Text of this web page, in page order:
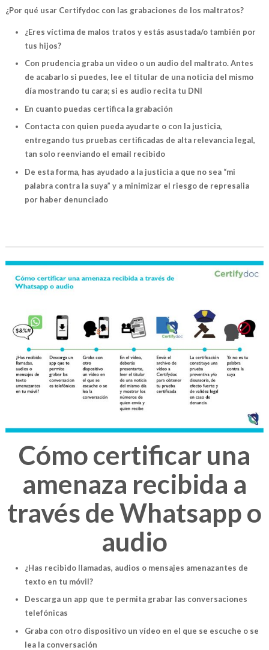
¿Por qué usar Certifydoc con las grabaciones de los maltratos?
¿Eres víctima de malos tratos y estás asustada/o también por
tus hijos?
Con prudencia graba un video o un audio del maltrato. Antes
de acabarlo si puedes, lee el titular de una noticia del mismo
día mostrando tu cara; si es audio recita tu DNI
En cuanto puedas certifica la grabación
Contacta con quien pueda ayudarte o con la justicia,
entregando tus pruebas certificadas de alta relevancia legal,
tan solo reenviando el email recibido
De esta forma, has ayudado a la justicia a que no sea “mi
palabra contra la suya” y a minimizar el riesgo de represalia
por haber denunciado
Cómo certificar una
amenaza recibida a
través de Whatsapp o
audio
¿Has recibido llamadas, audios o mensajes amenazantes de
texto en tu móvil?
Descarga un app que te permita grabar las conversaciones
telefónicas
Graba con otro dispositivo un vídeo en el que se escuche o se
lea la conversación